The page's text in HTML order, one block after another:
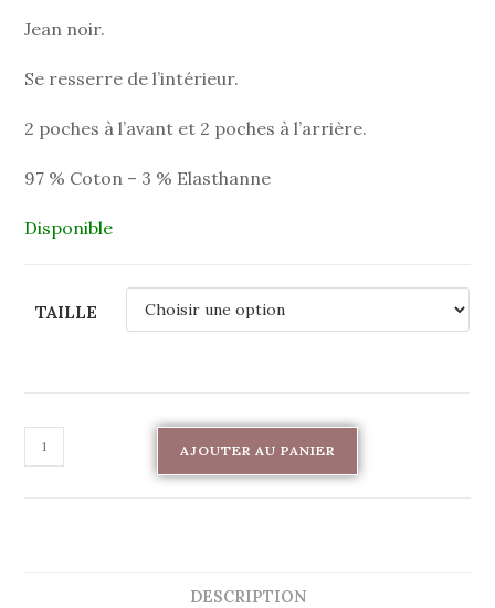
Jean noir.
Se resserre de l’intérieur.
2 poches à l’avant et 2 poches à l’arrière.
97 % Coton – 3 % Elasthanne
Disponible
TAILLE
AJOUTER AU PANIER
DESCRIPTION